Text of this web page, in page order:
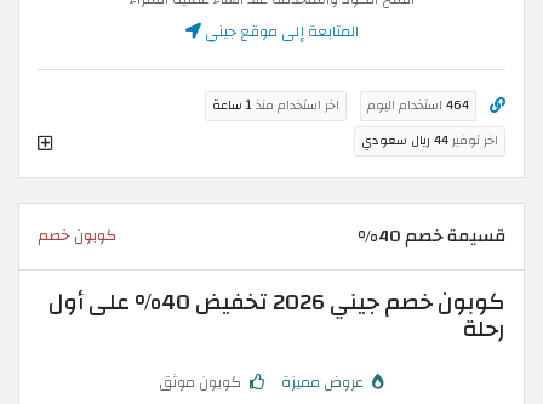
المتابعة إلى موقع جيني
464 استخدام اليوم اخر استخدام منذ1 ساعة
اخر توفير44 ريال سعودي
قسيمة خصم 40% كوبون خصم
كوبون خصم جيني 2026 تخفيض 40% على أول
رحلة
عروض مميزة كوبون موثق